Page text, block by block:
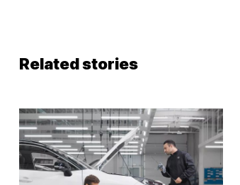
Related stories